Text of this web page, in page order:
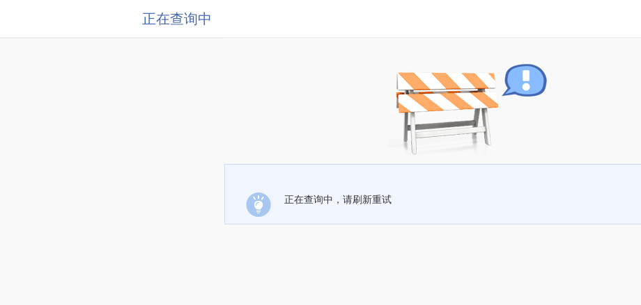
正在查询中
正在查询中，请刷新重试